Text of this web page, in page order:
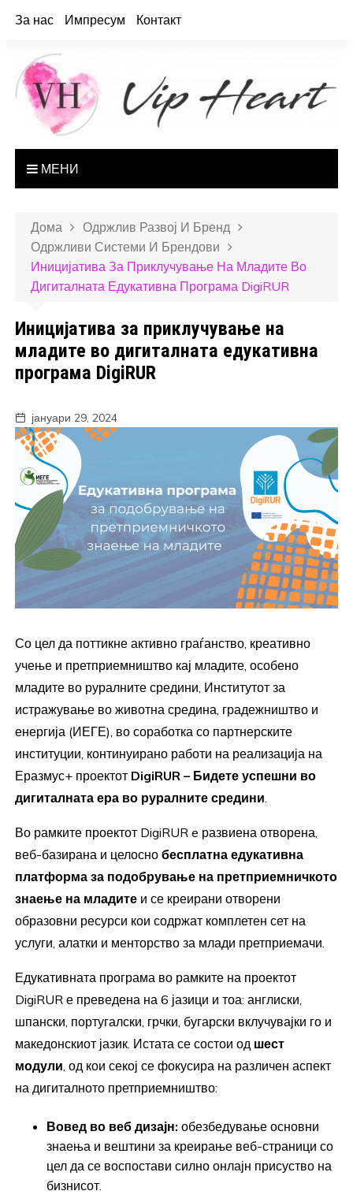
За нас Импресум Контакт
МЕНИ
Дома
Одржлив Развој И Бренд
Одржливи Системи И Брендови
Иницијатива За Приклучување На Младите Во
Дигиталната Едукативна Програма DigiRUR
Иницијатива за приклучување на
младите во дигиталната едукативна
програма DigiRUR
јануари 29, 2024
Со цел да поттикне активно граѓанство, креативно
учење и претприемништво кај младите, особено
младите во руралните средини, Институтот за
истражување во животна средина, градежништво и
енергија (ИЕГЕ), во соработка со партнерските
институции, континуирано работи на реализација на
Еразмус+ проектот DigiRUR – Бидете успешни во
дигиталната ера во руралните средини.
Во рамките проектот DigiRUR e развиена отворена,
веб-базирана и целоснобесплатна едукативна
платформа за подобрување на претприемничкото
знаење на младите и се креирани отворени
образовни ресурси кои содржат комплетен сет на
услуги, алатки и менторство за млади претприемачи.
Едукативната програма во рамките на проектот
DigiRUR е преведена на 6 јазици и тоа: англиски,
шпански, португалски, грчки, бугарски вклучувајки го и
македонскиот јазик. Истата се состои од шест
модули, од кои секој се фокусира на различен аспект
на дигиталното претприемништво:
Вовед во веб дизајн: обезбедување основни
знаења и вештини за креирање веб-страници со
цел да се воспостави силно онлајн присуство на
бизнисот.